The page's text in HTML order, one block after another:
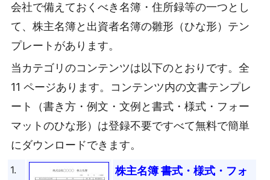
会社で備えておくべき名簿・住所録等の一つとし
て、株主名簿と出資者名簿の雛形（ひな形）テン
プレートがあります。
当カテゴリのコンテンツは以下のとおりです。全
11 ページあります。コンテンツ内の文書テンプレ
ート（書き方・例文・文例と書式・様式・フォー
マットのひな形）は登録不要ですべて無料で簡単
にダウンロードできます。
1.
株主名簿 書式・様式・フォ